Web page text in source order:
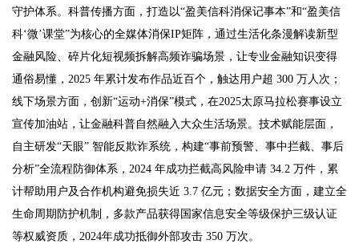
守护体系。科普传播方面，打造以“盈美信科消保记事本”和“盈美信
科‘微’课堂”为核心的全媒体消保IP矩阵，通过生活化条漫解读新型
金融风险、碎片化短视频拆解高频诈骗场景，让专业金融知识变得
通俗易懂，2025 年累计发布作品近百个，触达用户超 300 万人次；
线下场景方面，创新“运动+消保”模式，在2025太原马拉松赛事设立
宣传加油站，让金融科普自然融入大众生活场景。技术赋能层面，
自主研发“天眼” 智能反欺诈系统，构建“事前预警、事中拦截、事后
分析”全流程防御体系，2024 年成功拦截高风险申请 34.2 万件，累
计帮助用户及合作机构避免损失近 3.7 亿元；数据安全方面，建立全
生命周期防护机制，多款产品获得国家信息安全等级保护三级认证
等权威资质，2024年成功抵御外部攻击 350 万次。